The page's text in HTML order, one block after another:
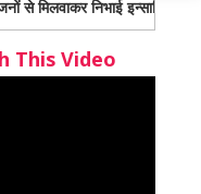
निभाई इन्सानियत
This Video